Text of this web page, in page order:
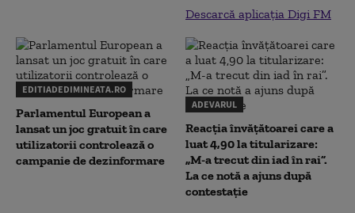
Descarcă aplicația Digi FM
EDITIADEDIMINEATA.RO
Parlamentul European a
lansat un joc gratuit în care
utilizatorii controlează o
campanie de dezinformare
ADEVARUL
Reacția învățătoarei care a
luat 4,90 la titularizare:
„M-a trecut din iad în rai”.
La ce notă a ajuns după
contestație